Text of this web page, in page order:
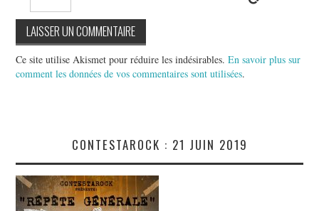
Ce site utilise Akismet pour réduire les indésirables.En savoir plus sur
comment les données de vos commentaires sont utilisées.
CONTESTAROCK : 21 JUIN 2019